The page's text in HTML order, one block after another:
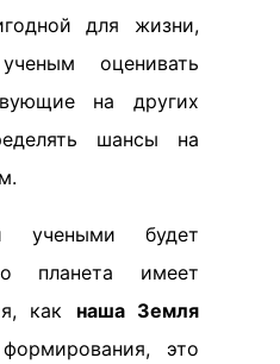
для жизни,
оценивать
на других
шансы на
учеными будет
планета имеет
как наша Земля
это